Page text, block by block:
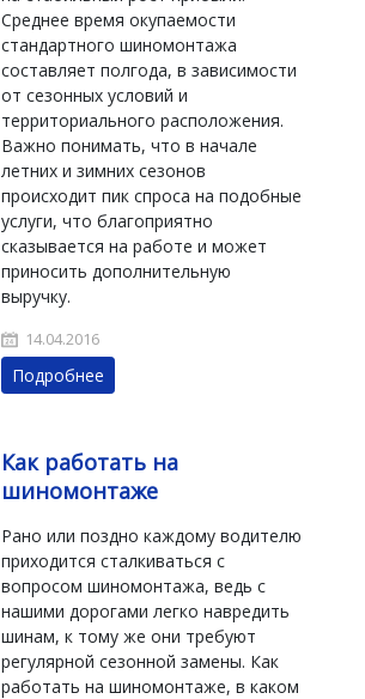
Среднее время окупаемости
стандартного шиномонтажа
составляет полгода, в зависимости
от сезонных условий и
территориального расположения.
Важно понимать, что в начале
летних и зимних сезонов
происходит пик спроса на подобные
услуги, что благоприятно
сказывается на работе и может
приносить дополнительную
выручку.
14.04.2016
Подробнее
Как работать на
шиномонтаже
Рано или поздно каждому водителю
приходится сталкиваться с
вопросом шиномонтажа, ведь с
нашими дорогами легко навредить
шинам, к тому же они требуют
регулярной сезонной замены. Как
работать на шиномонтаже, в каком